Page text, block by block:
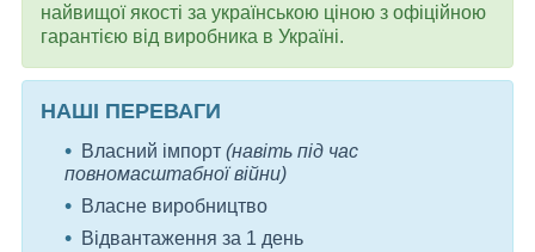
найвищої якості за українською ціною з офіційною
гарантією від виробника в Україні.
НАШІ ПЕРЕВАГИ
Власний імпорт (навіть під час
повномасштабної війни)
Власне виробництво
Відвантаження за 1 день